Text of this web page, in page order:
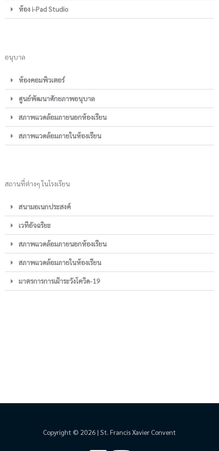
ห้อง i-Pad Studio
อนุบาล
ห้องคอมพิวเตอร์
ศูนย์พัฒนาศักยภาพอนุบาล
สภาพแวดล้อมภายนอกห้องเรียน
สภาพแวดล้อมภายในห้องเรียน
สถานที่ต่างๆ ในโรงเรียน
สนามอเนกประสงค์
เวทีอัจฉริยะ
สภาพแวดล้อมภายนอกห้องเรียน
สภาพแวดล้อมภายในห้องเรียน
มาตรการการเฝ้าระวังโควิด-19
Copyright © 2026 | St. Francis Xavier Convent